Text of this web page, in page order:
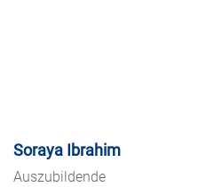
Soraya Ibrahim
Auszubildende